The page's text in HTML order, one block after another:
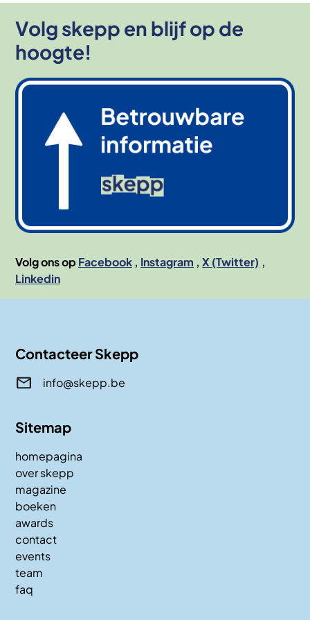
Volg skepp en blijf op de
hoogte!
Afbeelding
Volg ons op Facebook Instagram
X (Twitter)
Linkedin
Contacteer Skepp
info@skepp.be
Sitemap
homepagina
over skepp
magazine
boeken
awards
contact
events
team
faq